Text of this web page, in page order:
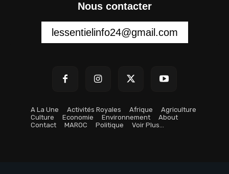
Nous contacter
lessentielinfo24@gmail.com
A La Une Activités Royales Afrique
Agriculture
Culture
Economie Environnement
About
Contact
MAROC Politique Voir Plus…